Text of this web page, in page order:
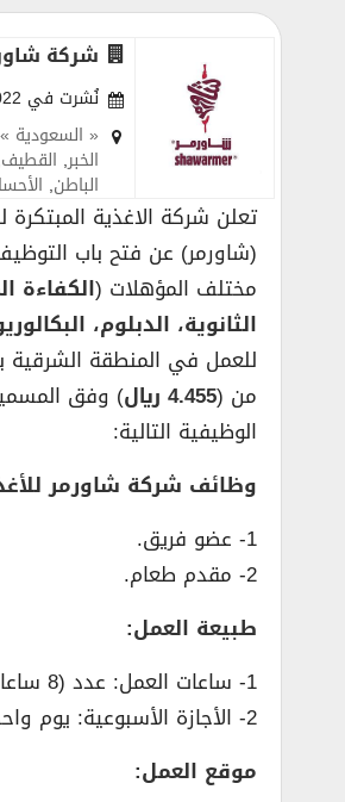
شركة
نُشرت في 26/07/2022
« السعودية »
الخبر, القطيف
الباطن,
تعلن شركة الاغذية المبتكرة
(شاورمر) عن فتح باب
مختلف المؤهلات (الكفاءة
الثانوية، الدبلوم،
للعمل في المنطقة الشرقية
من (4.455 ريال
) وفق
الوظيفية التالية:
وظائف شركة شاورمر
1- عضو فريق.
2- مقدم طعام.
طبيعة العمل:
1- ساعات العمل: عدد (8 ساعات يومياً).
2- الأجازة الأسبوعية: يوم واحد فقط.
موقع العمل: